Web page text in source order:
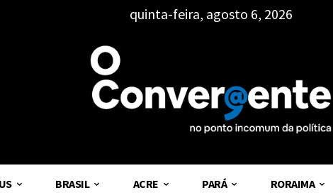
quinta-feira, agosto 6, 2026
BRASIL ACRE PARÁ RORAIMA